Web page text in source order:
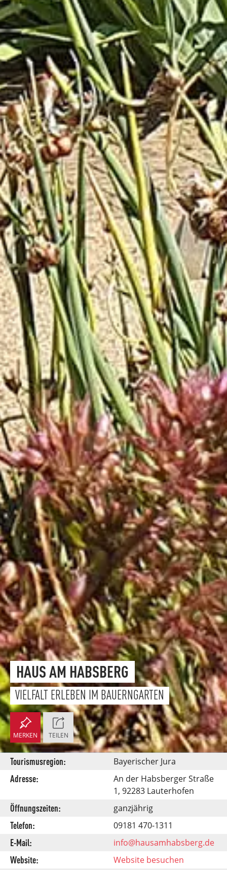
HAUS AM HABSBERG
VIELFALT ERLEBEN IM BAUERNGARTEN
MERKEN TEILEN
Tourismusregion: Bayerischer Jura
Adresse:
An der Habsberger Straße
1, 92283 Lauterhofen
Öffnungszeiten: ganzjährig
Telefon: 09181 470-1311
E-Mail: info@hausamhabsberg.de
Website: Website besuchen